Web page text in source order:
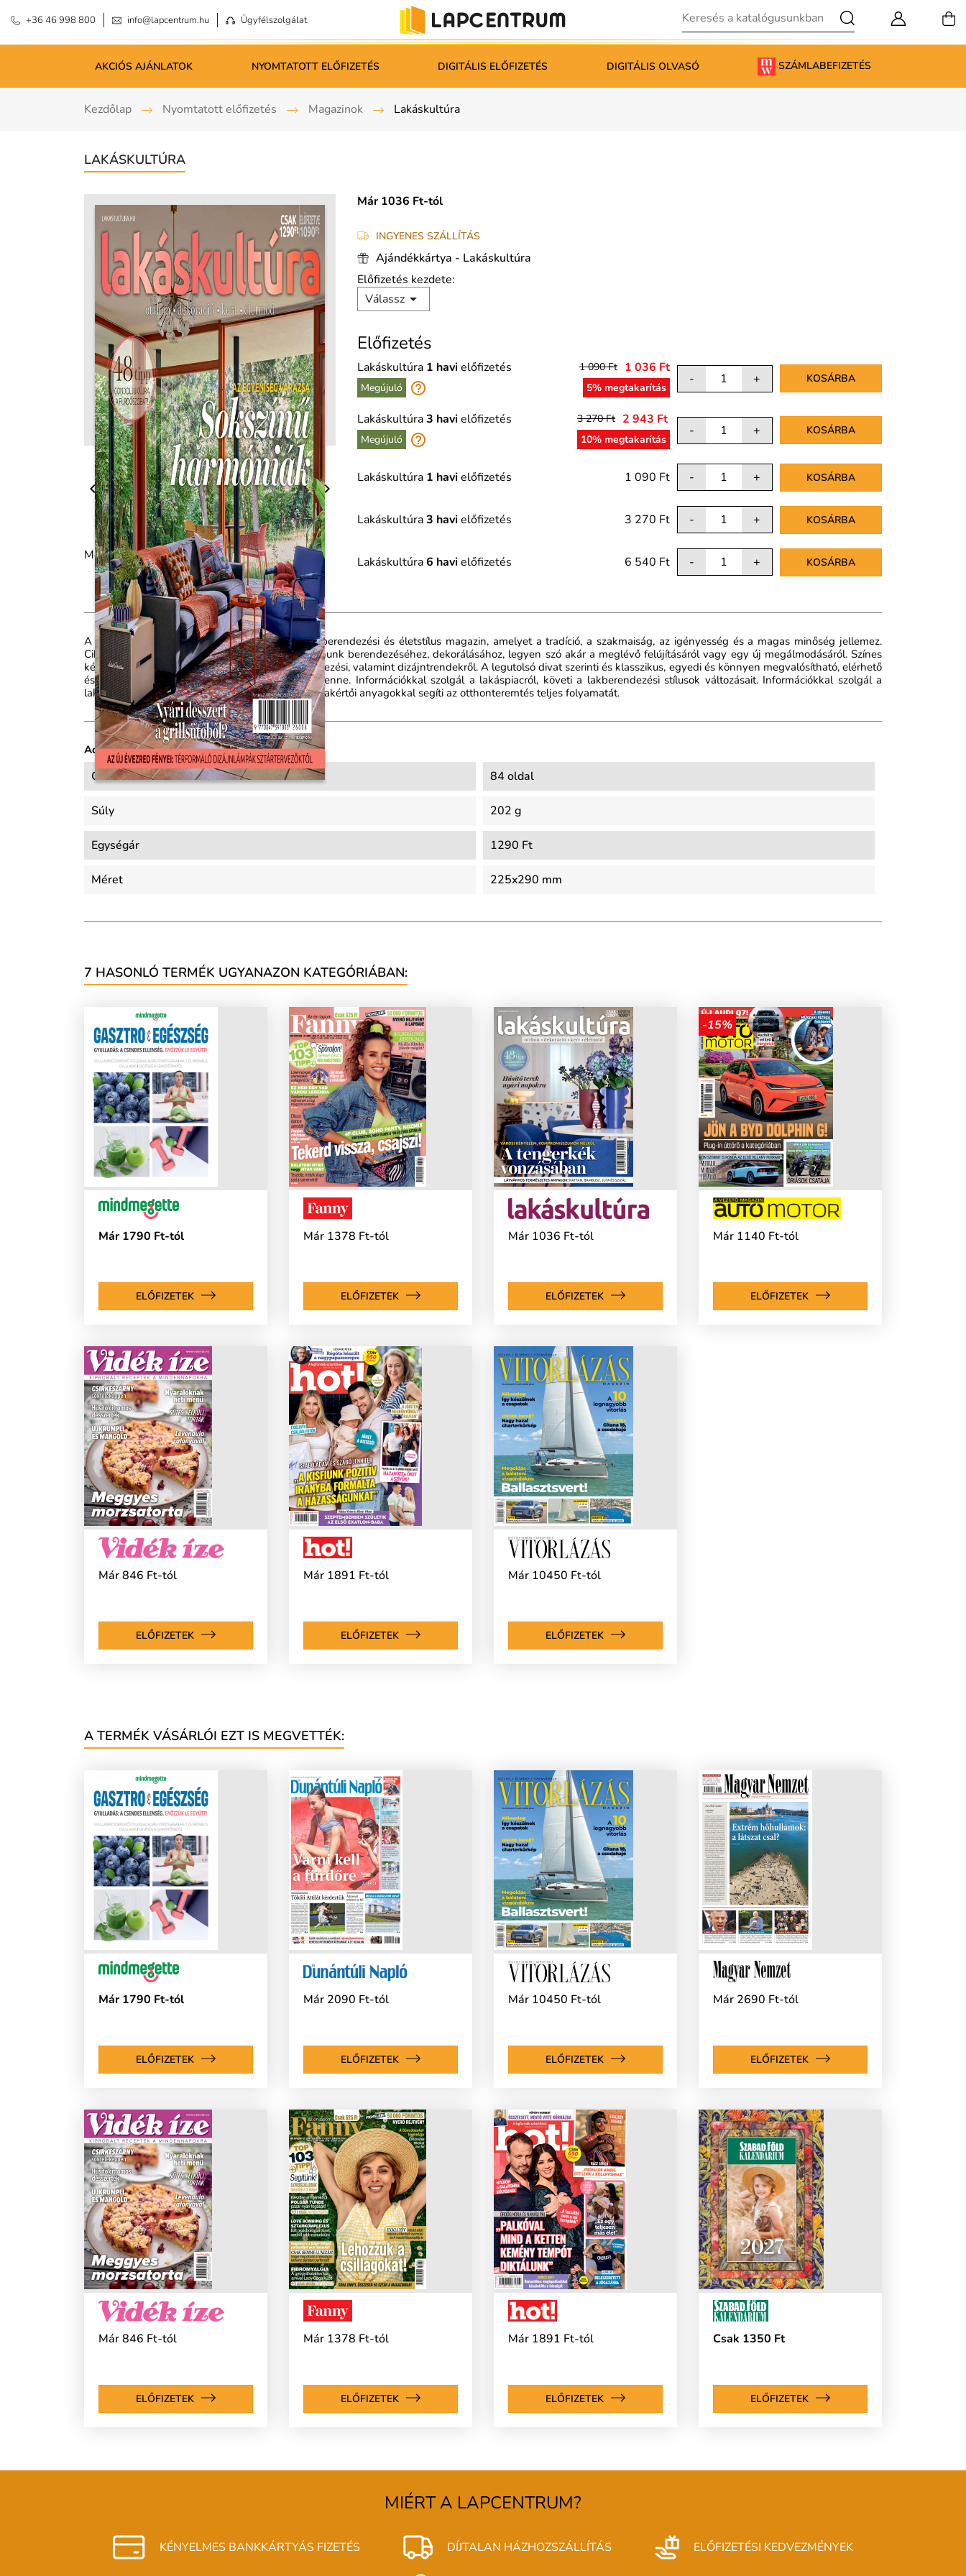
+36 46 998 800 info@lapcentrum.hu Ügyfélszolgálat
AKCIÓS AJÁNLATOK NYOMTATOTT ELŐFIZETÉS DIGITÁLIS ELŐFIZETÉS DIGITÁLIS OLVASÓ SZÁMLABEFIZETÉS
Kezdőlap Nyomtatott előfizetés Magazinok Lakáskultúra
LAKÁSKULTÚRA
 
Megosztás:
Már 1036 Ft-tól
INGYENES SZÁLLÍTÁS
Ajándékkártya - Lakáskultúra
Előfizetés kezdete:
Válassz
Előfizetés
Lakáskultúra 1 havielőfizetés
Megújuló help_outline
1 090 Ft 1 036 Ft
5% megtakarítás
- + KOSÁRBA
Lakáskultúra3 havielőfizetés
Megújuló help_outline
3 270 Ft 2 943 Ft
10% megtakarítás
- + KOSÁRBA
Lakáskultúra 1 havielőfizetés 1 090 Ft - + KOSÁRBA
Lakáskultúra3 havielőfizetés 3 270 Ft - + KOSÁRBA
Lakáskultúra6 havielőfizetés 6 540 Ft - + KOSÁRBA
A Lakáskultúra havonta megjelenő prémium lakberendezési és életstílus magazin, amelyet a tradíció, a szakmaiság, az igényesség és a magas minőség jellemez.
Cikkeivel ötleteket, hasznos tanácsokat ad otthonunk berendezéséhez, dekorálásához, legyen szó akár a meglévő felújításáról vagy egy új megálmodásáról. Színes
képet nyújt az aktuális hazai és külföldi lakberendezési, valamint dizájntrendekről. A legutolsó divat szerinti és klasszikus, egyedi és könnyen megvalósítható, elérhető
és exkluzív enteriőrök egyaránt megtalálhatók benne. Információkkal szolgál a lakáspiacról, követi a lakberendezési stílusok változásait. Információkkal szolgál a
lakáspiacról, valamint dekortippekkel, praktikus szakértői anyagokkal segíti az otthonteremtés teljes folyamatát.
Adatlap
Oldalszám 84 oldal
Súly 202 g
Egységár 1290 Ft
Méret 225x290 mm
7 HASONLÓ TERMÉK UGYANAZON KATEGÓRIÁBAN:
Már 1790 Ft-tól
ELŐFIZETEK
Már 1378 Ft-tól
ELŐFIZETEK
Már 1036 Ft-tól
ELŐFIZETEK
-15%
Már 1140 Ft-tól
ELŐFIZETEK
Már 846 Ft-tól
ELŐFIZETEK
Már 1891 Ft-tól
ELŐFIZETEK
Már 10450 Ft-tól
ELŐFIZETEK
A TERMÉK VÁSÁRLÓI EZT IS MEGVETTÉK:
Már 1790 Ft-tól
ELŐFIZETEK
Már 2090 Ft-tól
ELŐFIZETEK
Már 10450 Ft-tól
ELŐFIZETEK
Már 2690 Ft-tól
ELŐFIZETEK
Már 846 Ft-tól
ELŐFIZETEK
Már 1378 Ft-tól
ELŐFIZETEK
Már 1891 Ft-tól
ELŐFIZETEK
Csak 1350 Ft
ELŐFIZETEK
MIÉRT A LAPCENTRUM?
KÉNYELMES BANKKÁRTYÁS FIZETÉS DÍJTALAN HÁZHOZSZÁLLÍTÁS ELŐFIZETÉSI KEDVEZMÉNYEK